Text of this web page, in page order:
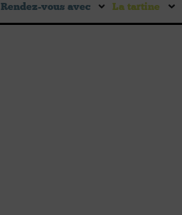
Rendez-vous avec La tartine